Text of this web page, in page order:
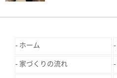
ホーム
家づくりの流れ